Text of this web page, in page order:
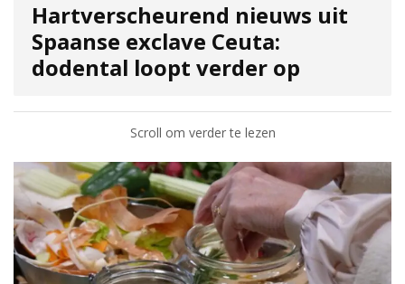
Hartverscheurend nieuws uit
Spaanse exclave Ceuta:
dodental loopt verder op
Scroll om verder te lezen